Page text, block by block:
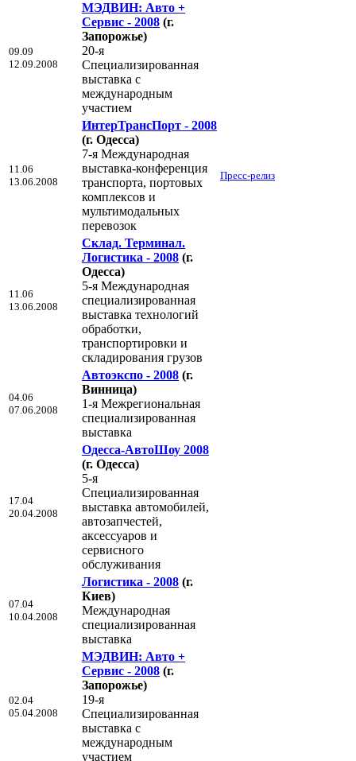
09.09
12.09.2008
МЭДВИН: Авто +
Сервис - 2008 (г.
Запорожье)
20-я
Специализированная
выставка с
международным
участием
11.06
13.06.2008
ИнтерТрансПорт - 2008
(г. Одесса)
7-я Международная
выставка-конференция
транспорта, портовых
комплексов и
мультимодальных
перевозок
Пресс-релиз
11.06
13.06.2008
Склад. Терминал.
Логистика - 2008 (г.
Одесса)
5-я Международная
специализированная
выставка технологий
обработки,
транспортировки и
складирования грузов
04.06
07.06.2008
Автоэкспо - 2008 (г.
Винница)
1-я Межрегиональная
специализированная
выставка
17.04
20.04.2008
Одесса-АвтоШоу 2008
(г. Одесса)
5-я
Специализированная
выставка автомобилей,
автозапчестей,
аксессуаров и
сервисного
обслуживания
07.04
10.04.2008
Логистика - 2008 (г.
Киев)
Международная
специализированная
выставка
02.04
05.04.2008
МЭДВИН: Авто +
Сервис - 2008 (г.
Запорожье)
19-я
Специализированная
выставка с
международным
участием